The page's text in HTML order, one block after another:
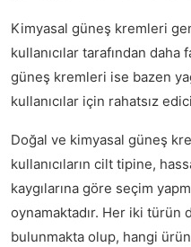
Kimyasal güneş kremleri
kullanıcılar tarafından
güneş kremleri ise bazen
kullanıcılar için rahatsız
Doğal ve kimyasal güneş
kullanıcıların cilt tipine,
kaygılarına göre seçim
oynamaktadır. Her iki türün
bulunmakta olup, hangi